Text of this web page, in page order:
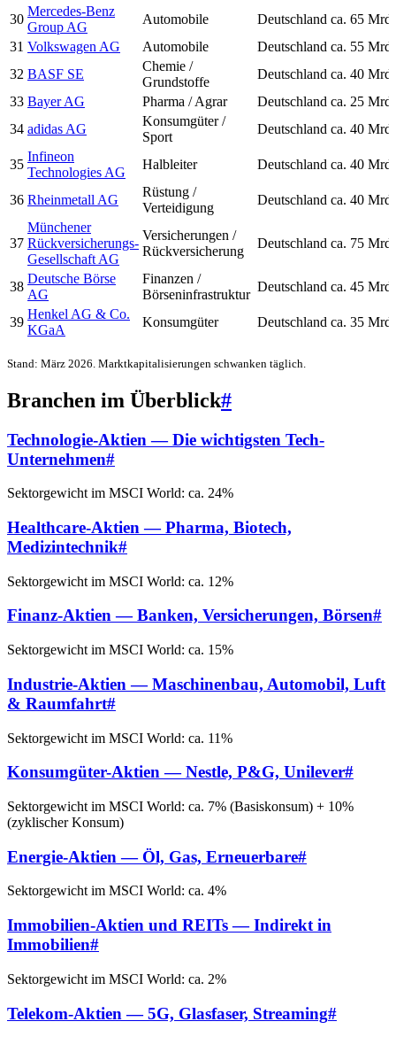
30
Mercedes-Benz
Group AG
Automobile Deutschland ca. 65
31 Volkswagen AG Automobile Deutschland ca. 55
32 BASF SE
Chemie /
Grundstoffe
Deutschland ca. 40
33 Bayer AG Pharma / Agrar Deutschland ca. 25
34 adidas AG
Konsumgüter /
Sport
Deutschland ca. 40
35
Infineon
Technologies AG
Halbleiter Deutschland ca. 40
36 Rheinmetall AG
Rüstung /
Verteidigung
Deutschland ca. 40
37
Münchener
Rückversicherungs-
Gesellschaft AG
Versicherungen /
Rückversicherung
Deutschland ca. 75
38
Deutsche Börse
AG
Finanzen /
Börseninfrastruktur
Deutschland ca. 45
39
Henkel AG & Co.
KGaA
Konsumgüter Deutschland ca. 35
Stand: März 2026. Marktkapitalisierungen schwanken täglich.
Branchen im Überblick#
Technologie-Aktien — Die wichtigsten Tech-
Unternehmen#
Sektorgewicht im MSCI World: ca. 24%
Healthcare-Aktien — Pharma, Biotech,
Medizintechnik#
Sektorgewicht im MSCI World: ca. 12%
Finanz-Aktien — Banken, Versicherungen, Börsen#
Sektorgewicht im MSCI World: ca. 15%
Industrie-Aktien — Maschinenbau, Automobil, Luft
& Raumfahrt#
Sektorgewicht im MSCI World: ca. 11%
Konsumgüter-Aktien — Nestle, P&G, Unilever#
Sektorgewicht im MSCI World: ca. 7% (Basiskonsum) + 10%
(zyklischer Konsum)
Energie-Aktien — Öl, Gas, Erneuerbare#
Sektorgewicht im MSCI World: ca. 4%
Immobilien-Aktien und REITs — Indirekt in
Immobilien#
Sektorgewicht im MSCI World: ca. 2%
Telekom-Aktien — 5G, Glasfaser, Streaming#